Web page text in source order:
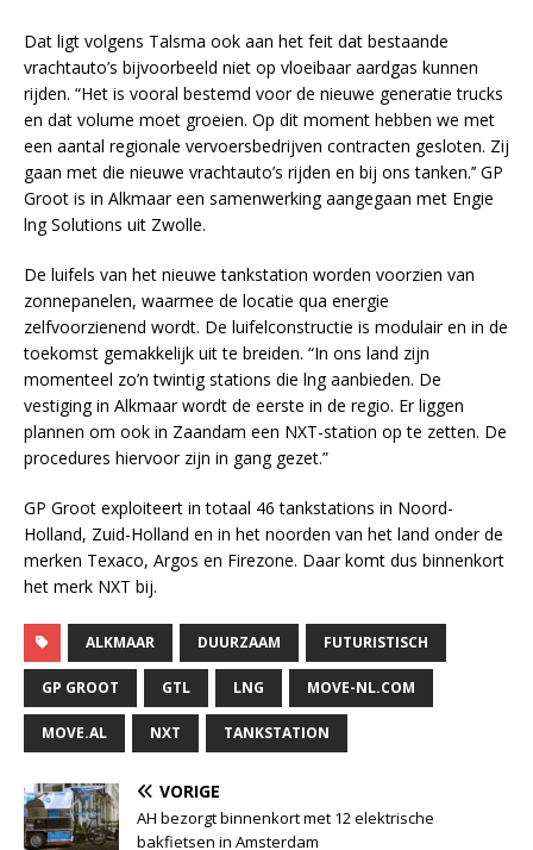
Dat ligt volgens Talsma ook aan het feit dat bestaande
vrachtauto’s bijvoorbeeld niet op vloeibaar aardgas kunnen
rijden. “Het is vooral bestemd voor de nieuwe generatie trucks
en dat volume moet groeien. Op dit moment hebben we met
een aantal regionale vervoersbedrijven contracten gesloten. Zij
gaan met die nieuwe vrachtauto’s rijden en bij ons tanken.’’ GP
Groot is in Alkmaar een samenwerking aangegaan met Engie
lng Solutions uit Zwolle.
De luifels van het nieuwe tankstation worden voorzien van
zonnepanelen, waarmee de locatie qua energie
zelfvoorzienend wordt. De luifelconstructie is modulair en in de
toekomst gemakkelijk uit te breiden. “In ons land zijn
momenteel zo’n twintig stations die lng aanbieden. De
vestiging in Alkmaar wordt de eerste in de regio. Er liggen
plannen om ook in Zaandam een NXT-station op te zetten. De
procedures hiervoor zijn in gang gezet.”
GP Groot exploiteert in totaal 46 tankstations in Noord-
Holland, Zuid-Holland en in het noorden van het land onder de
merken Texaco, Argos en Firezone. Daar komt dus binnenkort
het merk NXT bij.
ALKMAAR DUURZAAM FUTURISTISCH
GP GROOT GTL LNG MOVE-NL.COM
MOVE.AL NXT TANKSTATION
VORIGE
AH bezorgt binnenkort met 12 elektrische
bakfietsen in Amsterdam